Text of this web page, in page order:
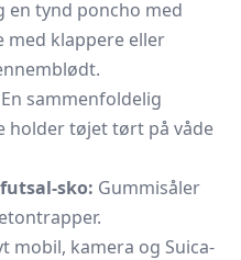
en tynd poncho med
med klappere eller
En sammenfoldelig
holder tøjet tørt på våde
sko: Gummisåler
mobil, kamera og Suica-